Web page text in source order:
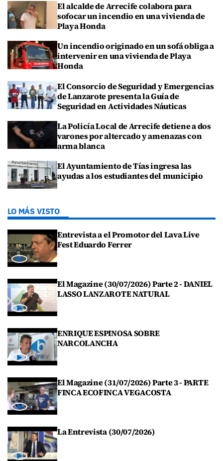
El alcalde de Arrecife colabora para
sofocar un incendio en una vivienda de
Playa Honda
Un incendio originado en un sofá obliga a
intervenir en una vivienda de Playa
Honda
El Consorcio de Seguridad y Emergencias
de Lanzarote presenta la Guía de
Seguridad en Actividades Náuticas
La Policía Local de Arrecife detiene a dos
varones por altercado y amenazas con
arma blanca
El Ayuntamiento de Tías ingresa las
ayudas a los estudiantes del municipio
LO MÁS VISTO
Entrevista a el Promotor del Lava Live
Fest Eduardo Ferrer
El Magazine (30/07/2026) Parte 2 - DANIEL
LASSO LANZAROTE NATURAL
ENRIQUE ESPINOSA SOBRE
NARCOLANCHA
El Magazine (31/07/2026) Parte 3 - PARTE
FINCA ECOFINCA VEGACOSTA
La Entrevista (30/07/2026)